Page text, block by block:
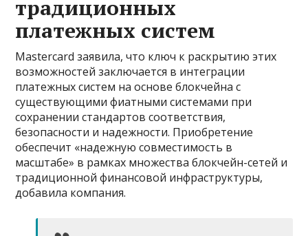
традиционных
платежных систем
Mastercard заявила, что ключ к раскрытию этих
возможностей заключается в интеграции
платежных систем на основе блокчейна с
существующими фиатными системами при
сохранении стандартов соответствия,
безопасности и надежности. Приобретение
обеспечит «надежную совместимость в
масштабе» в рамках множества блокчейн-сетей и
традиционной финансовой инфраструктуры,
добавила компания.